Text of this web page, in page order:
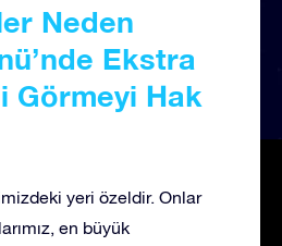
Neden
Ekstra
Görmeyi Hak
yeri özeldir. Onlar
en büyük